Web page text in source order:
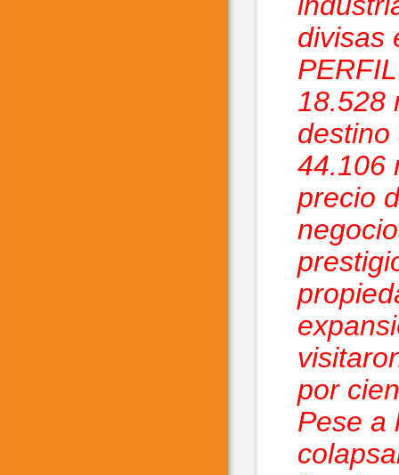
divisas
18.528
destino
44.106
precio
por
Pese a